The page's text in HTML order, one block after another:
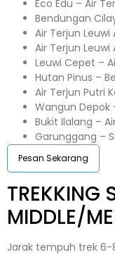
Eco Edu – Air
Bendungan
Air Terjun
Air Terjun Leuwi
Leuwi Cepet –
Hutan Pinus –
Air Terjun Putri
Wangun Depok
Bukit Ilalang –
Garunggang –
Pesan Sekarang
TREKKING
MIDDLE/
Jarak tempuh trek 6-